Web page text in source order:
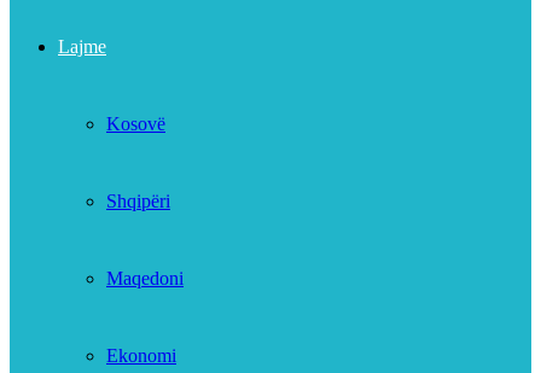
Lajme
Kosovë
Shqipëri
Maqedoni
Ekonomi